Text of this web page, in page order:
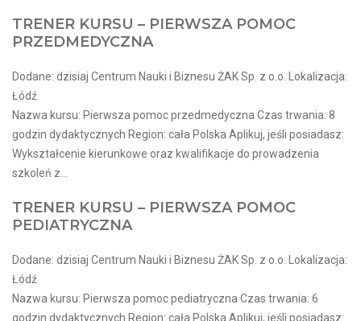
TRENER KURSU – PIERWSZA POMOC
PRZEDMEDYCZNA
Dodane: dzisiaj Centrum Nauki i Biznesu ŻAK Sp. z o.o. Lokalizacja:
Łódź
Nazwa kursu: Pierwsza pomoc przedmedyczna Czas trwania: 8
godzin dydaktycznych Region: cała Polska Aplikuj, jeśli posiadasz:
Wykształcenie kierunkowe oraz kwalifikacje do prowadzenia
szkoleń z...
TRENER KURSU – PIERWSZA POMOC
PEDIATRYCZNA
Dodane: dzisiaj Centrum Nauki i Biznesu ŻAK Sp. z o.o. Lokalizacja:
Łódź
Nazwa kursu: Pierwsza pomoc pediatryczna Czas trwania: 6
godzin dydaktycznych Region: cała Polska Aplikuj, jeśli posiadasz: